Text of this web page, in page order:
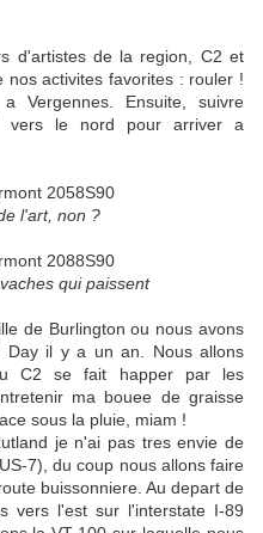
d'artistes de la region, C2 et
activites favorites : rouler !
Vergennes. Ensuite, suivre
vers le nord pour arriver a
l'art, non ?
qui paissent
de Burlington ou nous avons
Day il y a un an. Nous allons
C2 se fait happer par les
ma bouee de graisse
sous la pluie, miam !
je n'ai pas tres envie de
7), du coup nous allons faire
buissonniere. Au depart de
vers l'est sur l'interstate I-89